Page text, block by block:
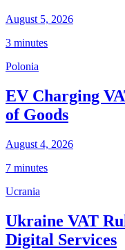
August 5, 2026
3 minutes
Polonia
EV Charging
of Goods
August 4, 2026
7 minutes
Ucrania
Ukraine VAT
Digital Services